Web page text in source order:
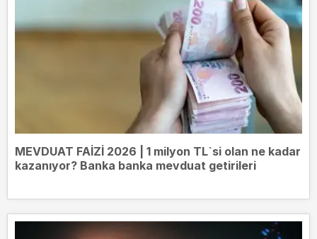
MEVDUAT FAİZİ 2026 | 1 milyon TL`si olan ne kadar
kazanıyor? Banka banka mevduat getirileri